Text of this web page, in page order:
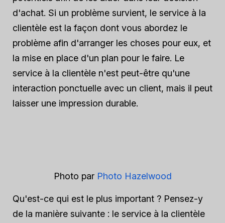
d'achat. Si un problème survient, le service à la
clientèle est la façon dont vous abordez le
problème afin d'arranger les choses pour eux, et
la mise en place d'un plan pour le faire. Le
service à la clientèle n'est peut-être qu'une
interaction ponctuelle avec un client, mais il peut
laisser une impression durable.
Photo par Photo Hazelwood
Qu'est-ce qui est le plus important ? Pensez-y
de la manière suivante : le service à la clientèle